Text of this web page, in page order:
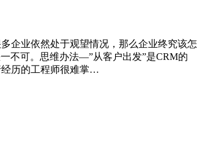
企业依然处于观望情况，那么企业终究该怎
不可。思维办法—”从客户出发”是CRM的
经历的工程师很难掌…